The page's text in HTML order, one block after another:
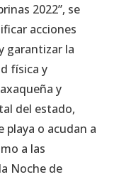
2022”, se
acciones
garantizar la
física y
y
del estado,
playa o acudan a
a las
Noche de